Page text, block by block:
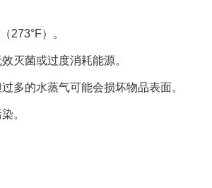
273°F）。
灭菌或过度消耗能源。
多的水蒸气可能会损坏物品表面。
。